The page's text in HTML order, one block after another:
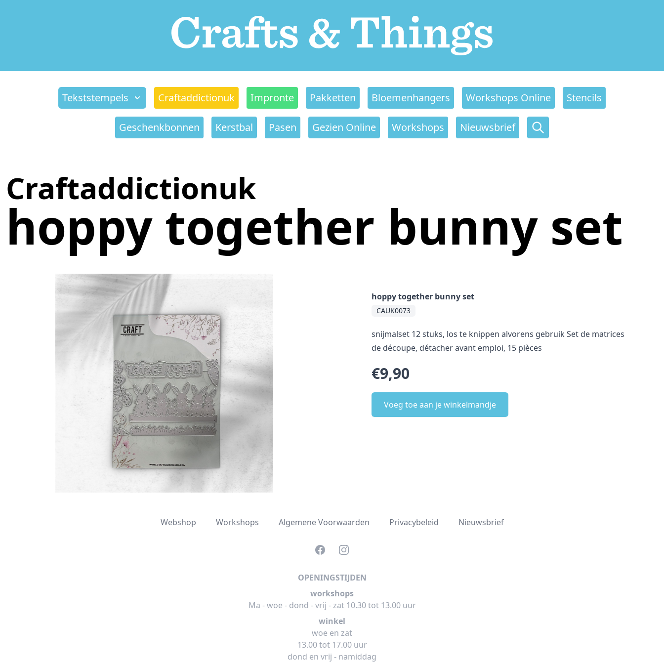
Tekststempels Craftaddictionuk Impronte Pakketten Bloemenhangers Workshops Online Stencils
Geschenkbonnen Kerstbal Pasen Gezien Online Workshops Nieuwsbrief
Craftaddictionuk
hoppy together bunny set
hoppy together bunny set
CAUK0073
snijmalset 12 stuks, los te knippen alvorens gebruik Set de matrices
de découpe, détacher avant emploi, 15 pièces
€9,90
Voeg toe aan je winkelmandje
Webshop Workshops Algemene Voorwaarden Privacybeleid Nieuwsbrief
FacebookInstagram
OPENINGSTIJDEN
workshops
Ma - woe - dond - vrij - zat 10.30 tot 13.00 uur
winkel
woe en zat
13.00 tot 17.00 uur
dond en vrij - namiddag